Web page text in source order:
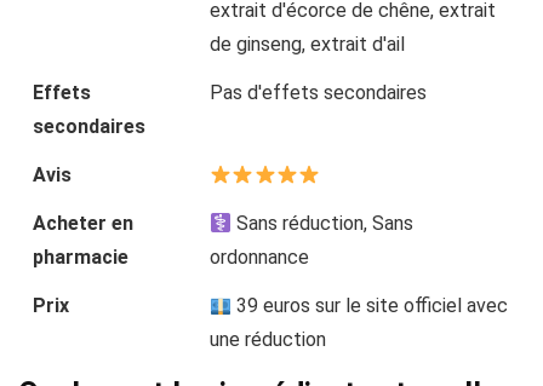
extrait d'écorce de chêne, extrait
de ginseng, extrait d'ail
Effets
secondaires
Pas d'effets secondaires
Avis
Acheter en
pharmacie
Sans réduction, Sans
ordonnance
Prix
39 euros sur le site officiel avec
une réduction